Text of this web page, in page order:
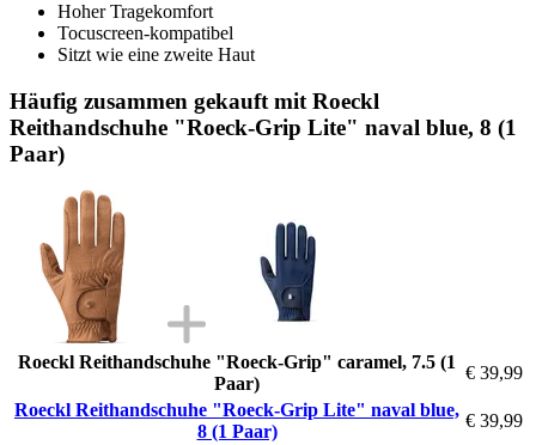
Hoher Tragekomfort
Tocuscreen-kompatibel
Sitzt wie eine zweite Haut
Häufig zusammen gekauft mit Roeckl
Reithandschuhe "Roeck-Grip Lite" naval blue, 8 (1
Paar)
Roeckl Reithandschuhe "Roeck-Grip" caramel, 7.5 (1
Paar)
€ 39,99
Roeckl Reithandschuhe "Roeck-Grip Lite" naval blue,
8 (1 Paar)
€ 39,99